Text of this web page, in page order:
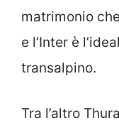
matrimonio
e l’Inter è
transalpino.
Tra l’altro